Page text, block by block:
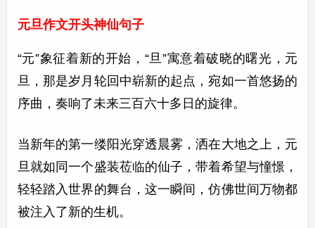
元旦作文开头神仙句子
“元”象征着新的开始，“旦”寓意着破晓的曙光，元
旦，那是岁月轮回中崭新的起点，宛如一首悠扬的
序曲，奏响了未来三百六十多日的旋律。
当新年的第一缕阳光穿透晨雾，洒在大地之上，元
旦就如同一个盛装莅临的仙子，带着希望与憧憬，
轻轻踏入世界的舞台，这一瞬间，仿佛世间万物都
被注入了新的生机。